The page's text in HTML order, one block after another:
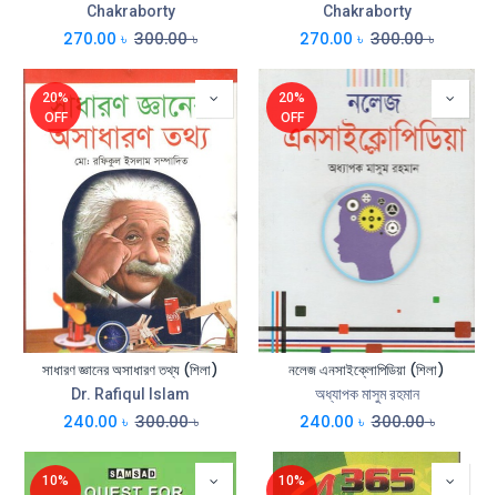
Chakraborty
270.00 ৳ 300.00৳
Chakraborty
270.00 ৳ 300.00৳
20%
OFF
সাধারণ জ্ঞানের অসাধারণ তথ্য (শিলা)
Dr. Rafiqul Islam
240.00 ৳ 300.00৳
20%
OFF
নলেজ এনসাইক্লোপিডিয়া (শিলা)
অধ্যাপক মাসুম রহমান
240.00 ৳ 300.00৳
10%
10%